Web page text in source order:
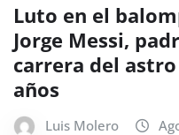
Luto en el
Jorge Messi,
carrera del
años
Luis Molero